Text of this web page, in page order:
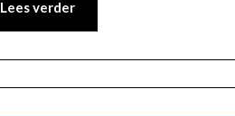
Lees verder